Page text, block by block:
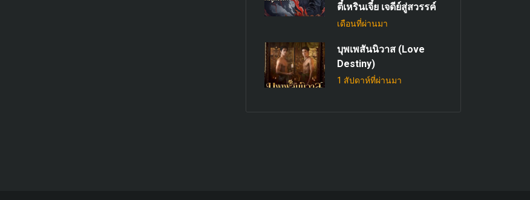
ตี๋เหรินเจี๋ย เจดีย์สู่สวรรค์
เดือนที่ผ่านมา
บุพเพสันนิวาส (Love
Destiny)
1 สัปดาห์ที่ผ่านมา